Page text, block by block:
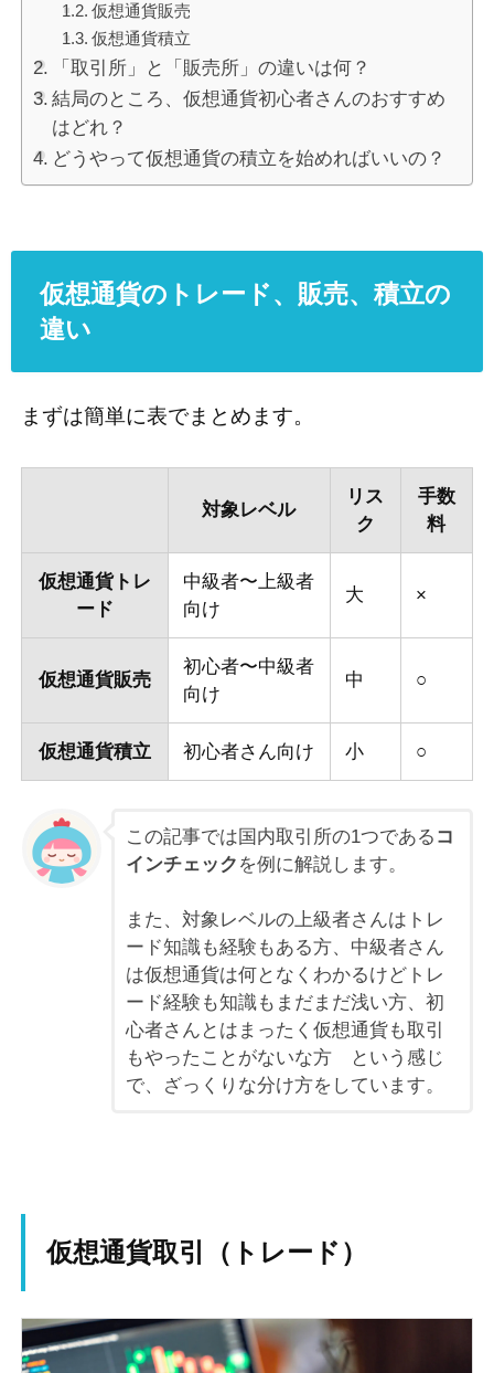
仮想通貨販売
仮想通貨積立
「取引所」と「販売所」の違いは何？
結局のところ、仮想通貨初心者さんのおすすめ
はどれ？
どうやって仮想通貨の積立を始めればいいの？
仮想通貨のトレード、販売、積立の
違い
まずは簡単に表でまとめます。
対象レベル
リス
ク
手数
料
仮想通貨トレ
ード
中級者〜上級者
向け
大 ×
仮想通貨販売
初心者〜中級者
向け
中 ○
仮想通貨積立 初心者さん向け 小 ○
この記事では国内取引所の1つである コ
インチェック を例に解説します。
また、対象レベルの上級者さんはトレ
ード知識も経験もある方、中級者さん
は仮想通貨は何となくわかるけどトレ
ード経験も知識もまだまだ浅い方、初
心者さんとはまったく仮想通貨も取引
もやったことがないな方 という感じ
で、ざっくりな分け方をしています。
仮想通貨取引（トレード）